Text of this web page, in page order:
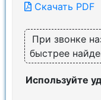
Скачать PDF
При звонке
быстрее
Используйте